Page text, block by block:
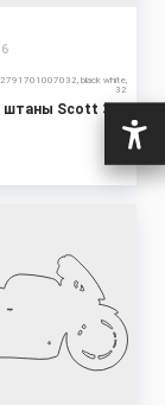
black white,
32
Scott 350